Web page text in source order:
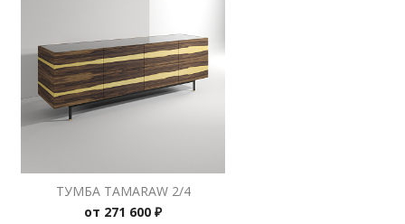
ТУМБА TAMARAW 2/4
от 271 600 ₽